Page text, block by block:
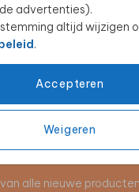
advertenties).
altijd wijzigen
.
Accepteren
Weigeren
voor de
alle nieuwe